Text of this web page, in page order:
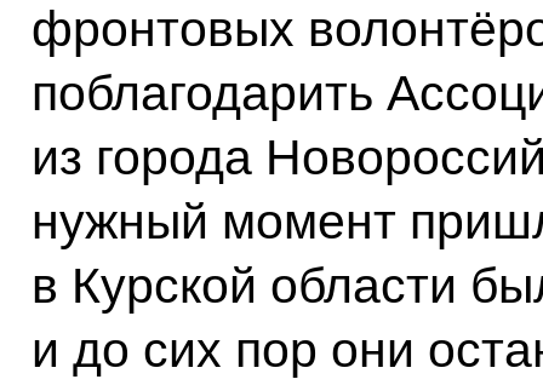
фронтовых
поблагодарить
из города
нужный момент
в Курской области
и до сих пор они